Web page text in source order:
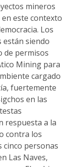
mineros
este contexto
Los
están siendo
de permisos
Mining para
cargado
fuertemente
en las
respuesta a la
contra los
cinco personas
Las Naves,